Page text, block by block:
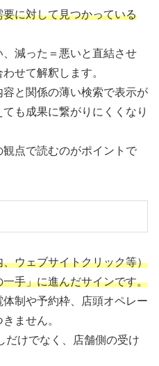
に対して見つかっている
減った＝悪いと直結させ
せて解釈します。
と関係の薄い検索で表示が
も成果に繋がりにくくなり
観点で読むのがポイントで
ウェブサイトクリック等）
手」に進んだサインです。
制や予約枠、店頭オペレー
ません。
だけでなく、店舗側の受け